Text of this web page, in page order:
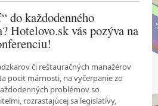
do každodenného
Hotelovo.sk vás pozýva na
či reštauračných manažérov
pocit márnosti, na vyčerpanie zo
problémov so
rozrastajúcej sa legislatívy,